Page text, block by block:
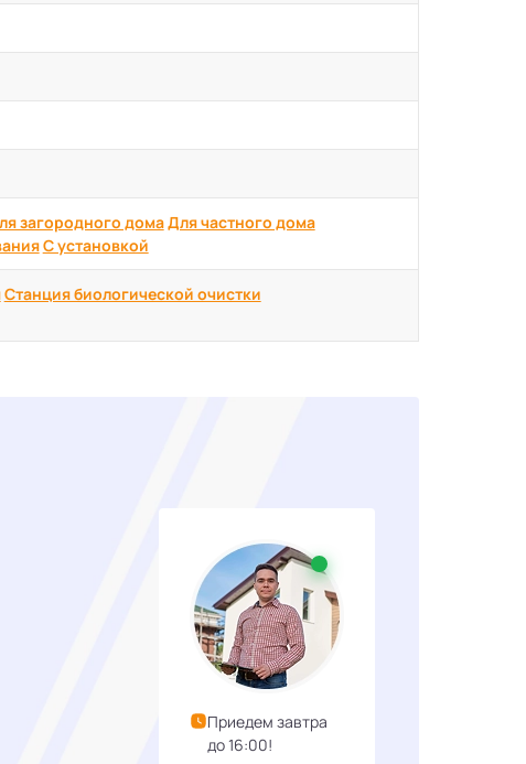
загородного домаДля частного дома
С установкой
Станция биологической очистки
Приедем завтра
до 16:00!